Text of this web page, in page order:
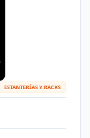
ESTANTERÍAS Y RACKS